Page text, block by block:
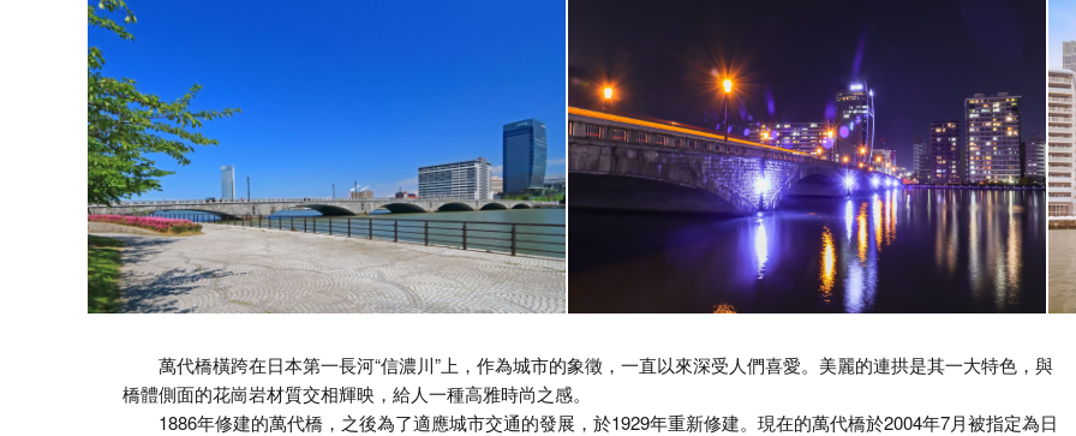
萬代橋橫跨在日本第一長河“信濃川”上，作為城市的象徵，一直以來深受人們喜愛。美麗的連拱是其一大特色，與
橋體側面的花崗岩材質交相輝映，給人一種高雅時尚之感。
1886年修建的萬代橋，之後為了適應城市交通的發展，於1929年重新修建。現在的萬代橋於2004年7月被指定為日